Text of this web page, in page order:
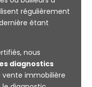
régulièrement
étant
nous
diagnostics
immobilière